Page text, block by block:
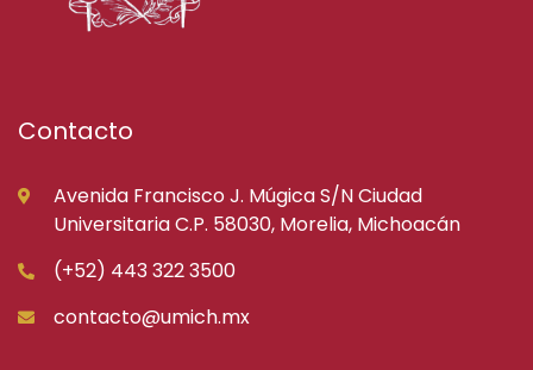
Contacto
Avenida Francisco J. Múgica S/N Ciudad
Universitaria C.P. 58030, Morelia, Michoacán
(+52) 443 322 3500
contacto@umich.mx